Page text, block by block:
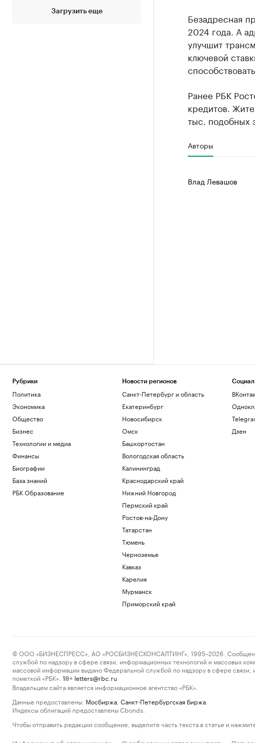
Загрузить еще
Безадресная
2024 года. А
улучшит
ключевой
Ранее РБК
кредитов.
тыс. подобных
Авторы
Влад Левашов
Рубрики
Политика
Экономика
Общество
Бизнес
Технологии и медиа
Финансы
Биографии
База знаний
РБК Образование
Новости регионов
Санкт-Петербург и область
Екатеринбург
Новосибирск
Омск
Башкортостан
Вологодская область
Калининград
Краснодарский край
Нижний Новгород
Пермский край
Ростов-на-Дону
Татарстан
Тюмень
Черноземье
Кавказ
Карелия
Мурманск
Приморский край
Дзен
© ООО «БИЗНЕСПРЕСС», АО «РОСБИЗНЕСКОНСАЛТИНГ», 1995–2026. Сообщения и
службой по надзору в сфере связи, информационных технологий и массовых
массовой информации выдано Федеральной службой по надзору в сфере
пометкой «РБК».
18+ letters@rbc.ru
Владельцем сайта является информационное агентство «РБК».
Данные предоставлены: Мосбиржа Санкт-Петербургская биржа
Индексы облигаций предоставлены Cbonds.
Чтобы отправить редакции сообщение, выделите часть текста в статье и